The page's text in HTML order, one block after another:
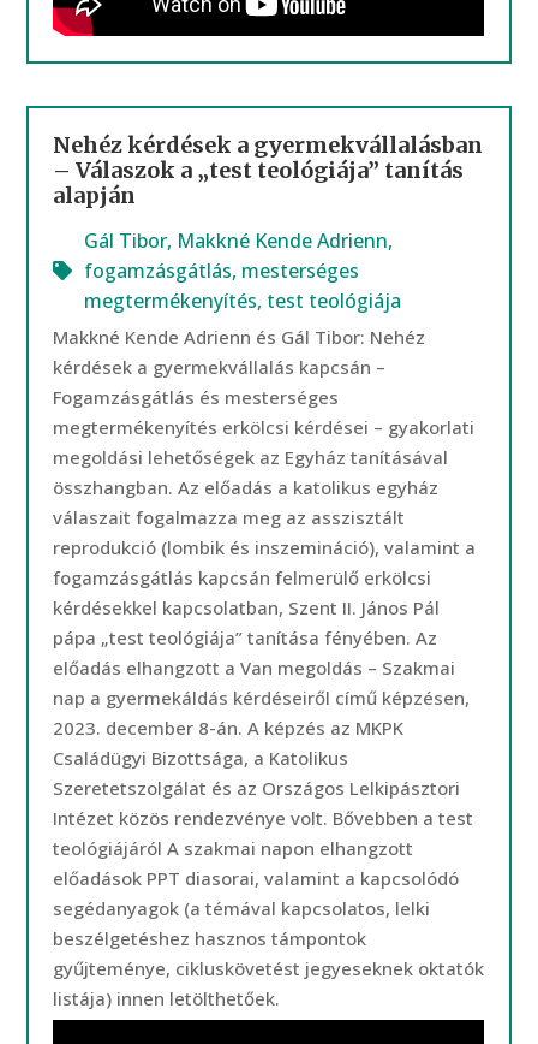
Nehéz kérdések a gyermekvállalásban
– Válaszok a „test teológiája” tanítás
alapján
Gál Tibor, Makkné Kende Adrienn,
fogamzásgátlás, mesterséges
megtermékenyítés, test teológiája
Makkné Kende Adrienn és Gál Tibor: Nehéz
kérdések a gyermekvállalás kapcsán –
Fogamzásgátlás és mesterséges
megtermékenyítés erkölcsi kérdései – gyakorlati
megoldási lehetőségek az Egyház tanításával
összhangban. Az előadás a katolikus egyház
válaszait fogalmazza meg az asszisztált
reprodukció (lombik és inszemináció), valamint a
fogamzásgátlás kapcsán felmerülő erkölcsi
kérdésekkel kapcsolatban, Szent II. János Pál
pápa „test teológiája” tanítása fényében. Az
előadás elhangzott a Van megoldás – Szakmai
nap a gyermekáldás kérdéseiről című képzésen,
2023. december 8-án. A képzés az MKPK
Családügyi Bizottsága, a Katolikus
Szeretetszolgálat és az Országos Lelkipásztori
Intézet közös rendezvénye volt. Bővebben a test
teológiájáról A szakmai napon elhangzott
előadások PPT diasorai, valamint a kapcsolódó
segédanyagok (a témával kapcsolatos, lelki
beszélgetéshez hasznos támpontok
gyűjteménye, cikluskövetést jegyeseknek oktatók
listája) innen letölthetőek.